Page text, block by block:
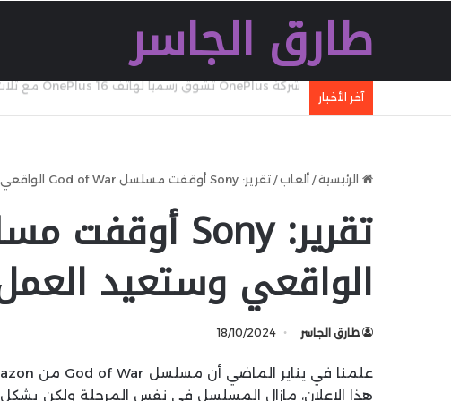
طارق الجاسر
آخر الأخبار
الرئيسية/ ألعاب/ تقرير: Sony أوقفت مسلسل God of War الواقعي وستعيد العمل عليه من الصفر
الواقعي وستعيد
طارق الجاسر 18/10/2024
علمنا في يناير الماضي أن مسلسل God of War من Amazon